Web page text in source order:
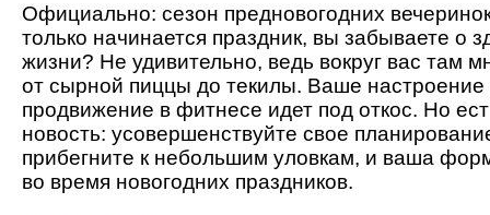
Официально: сезон предновогодних
только начинается праздник, вы забываете о
жизни? Не удивительно, ведь вокруг вас там
от сырной пиццы до текилы. Ваше
продвижение в фитнесе идет под откос. Но
новость: усовершенствуйте свое
прибегните к небольшим уловкам, и ваша
во время новогодних праздников.